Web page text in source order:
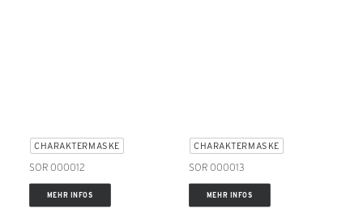
CHARAKTERMASKE
SOR 000012
MEHR INFOS
CHARAKTERMASKE
SOR 000013
MEHR INFOS